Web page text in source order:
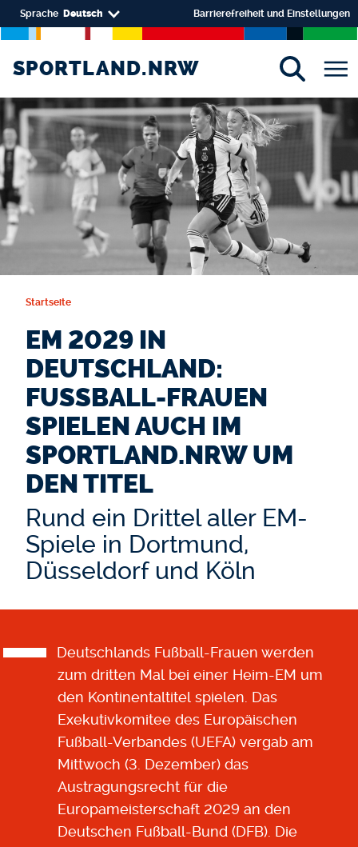
Direkt zum Inhalt
Select your language
Sprache Deutsch Barrierefreiheit und Einstellungen
SPORTLAND.NRW
SPORTLAND.NRW
Startseite
EM 2029 IN
DEUTSCHLAND:
FUSSBALL-FRAUEN S
PIELEN AUCH IM S
PORTLAND.NRW UM D
EN TITEL
Rund ein Drittel aller EM-
Spiele in Dortmund,
Düsseldorf und Köln
Deutschlands Fußball-Frauen werden
zum dritten Mal bei einer Heim-EM um
den Kontinentaltitel spielen. Das
Exekutivkomitee des Europäischen
Fußball-Verbandes (UEFA) vergab am
Mittwoch (3. Dezember) das
Austragungsrecht für die
Europameisterschaft 2029 an den
Deutschen Fußball-Bund (DFB). Die